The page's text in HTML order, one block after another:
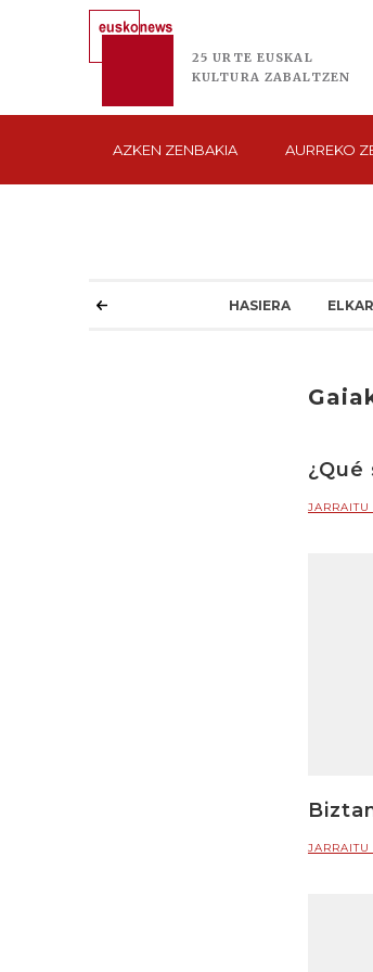
25 URTE EUSKAL
KULTURA ZABALTZEN
AZKEN ZENBAKIA AURREKO
HASIERA